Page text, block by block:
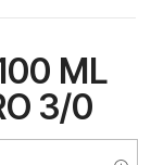
ML
3/0